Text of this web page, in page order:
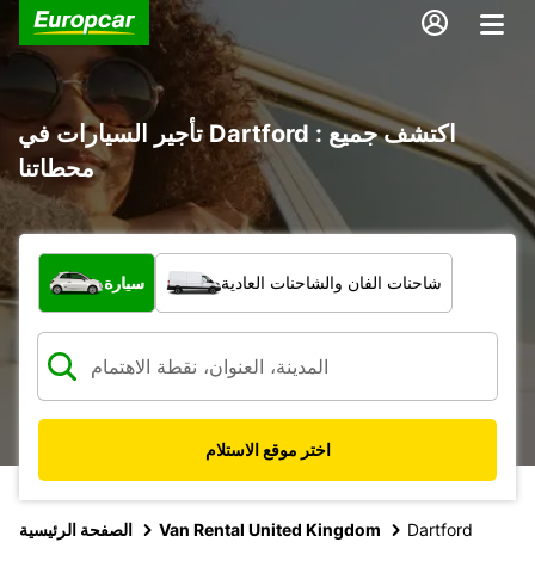
تأجير السيارات في Dartford : اكتشف جميع
محطاتنا
ما نوع المركبة؟
سيارة شاحنات الفان والشاحنات العادية
اختر موقع الاستلام
الصفحة الرئيسية Van Rental United Kingdom Dartford